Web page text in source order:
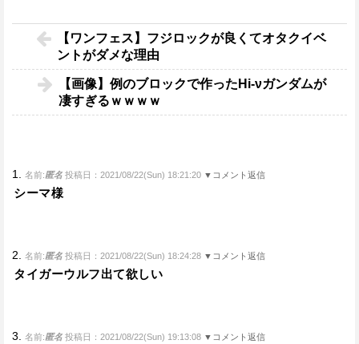
【ワンフェス】フジロックが良くてオタクイベ
ントがダメな理由
【画像】例のブロックで作ったHi-νガンダムが
凄すぎるｗｗｗｗ
1. 名前:匿名 投稿日：2021/08/22(Sun) 18:21:20 ▼コメント返信
シーマ様
2. 名前:匿名 投稿日：2021/08/22(Sun) 18:24:28 ▼コメント返信
タイガーウルフ出て欲しい
3. 名前:匿名 投稿日：2021/08/22(Sun) 19:13:08 ▼コメント返信